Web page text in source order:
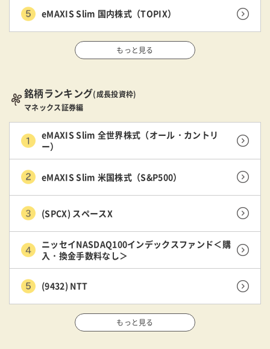
eMAXIS Slim 国内株式（TOPIX）
もっと見る
銘柄ランキング(成長投資枠)
マネックス証券編
eMAXIS Slim 全世界株式（オール・カントリ
ー）
eMAXIS Slim 米国株式（S&P500）
(SPCX) スペースX
ニッセイNASDAQ100インデックスファンド＜購
入・換金手数料なし＞
(9432) NTT
もっと見る